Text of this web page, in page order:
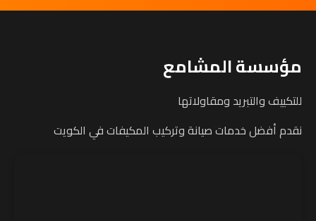
مؤسسة المشامع
للتكييف والتبريد ومقاولاتها
نقدم أفضل خدمات صيانة وتركيب المكيفات في الكويت